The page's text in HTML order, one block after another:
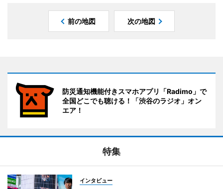
前の地図 次の地図
防災通知機能付きスマホアプリ「Radimo」で
全国どこでも聴ける！「渋谷のラジオ」オン
エア！
特集
インタビュー